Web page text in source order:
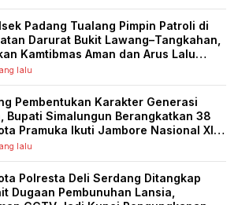
Padang Tualang Pimpin Patroli di
Darurat Bukit Lawang–Tangkahan,
Kamtibmas Aman dan Arus Lalu
Lancar
lalu
Pembentukan Karakter Generasi
Bupati Simalungun Berangkatkan 38
Pramuka Ikuti Jambore Nasional XII
2026
lalu
Polresta Deli Serdang Ditangkap
Dugaan Pembunuhan Lansia,